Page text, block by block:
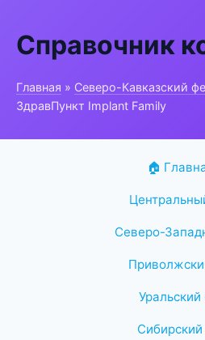
Справочник
Главная » Северо-Кавказский
ЗдравПункт Implant Family
🏠
Северо-